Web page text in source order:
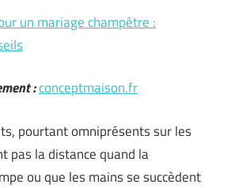
un mariage champêtre :
:conceptmaison.fr
pourtant omniprésents sur les
pas la distance quand la
ou que les mains se succèdent